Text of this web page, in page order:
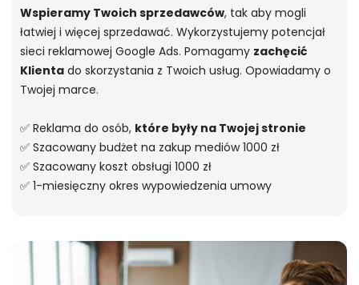
Wspieramy Twoich sprzedawców, tak aby mogli
łatwiej i więcej sprzedawać. Wykorzystujemy potencjał
sieci reklamowej Google Ads. Pomagamy zachęcić
Klienta do skorzystania z Twoich usług. Opowiadamy o
Twojej marce.
✅ Reklama do osób, które były na Twojej stronie
✅ Szacowany budżet na zakup mediów 1000 zł
✅ Szacowany koszt obsługi 1000 zł
✅ 1-miesięczny okres wypowiedzenia umowy